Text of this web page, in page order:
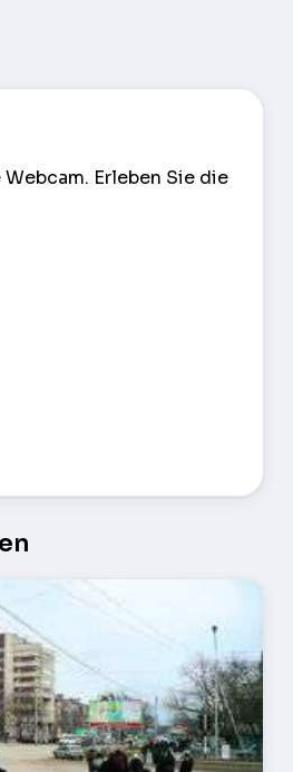
Erleben Sie die